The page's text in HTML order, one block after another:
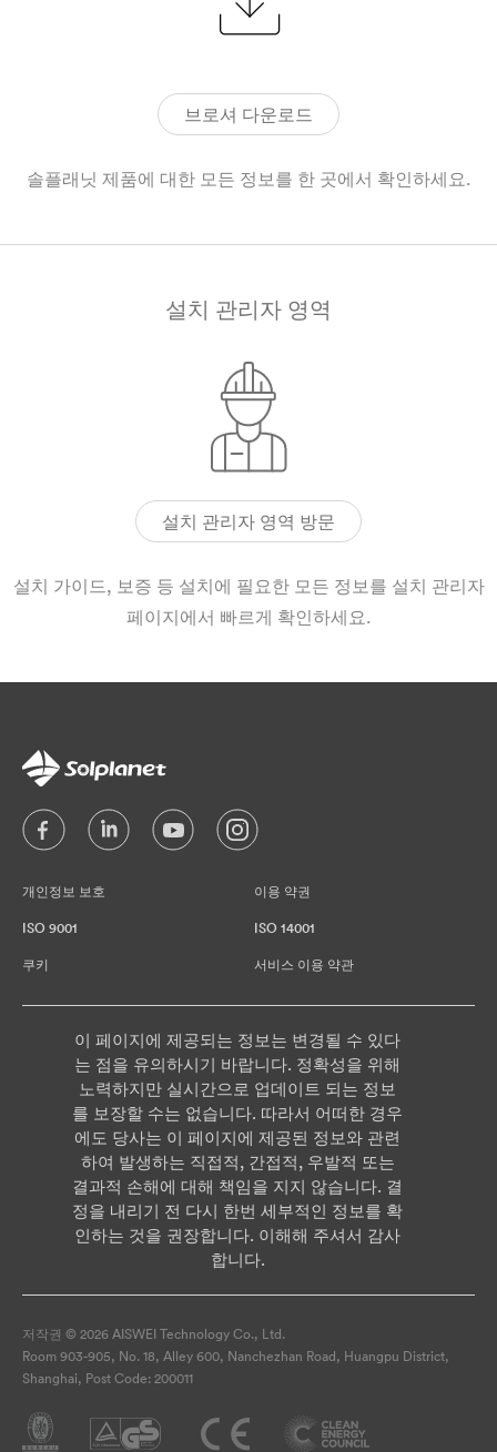
브로셔 다운로드
솔플래닛 제품에 대한 모든 정보를 한 곳에서 확인하세요.
설치 관리자 영역
설치 관리자 영역 방문
설치 가이드, 보증 등 설치에 필요한 모든 정보를 설치 관리자
페이지에서 빠르게 확인하세요.
개인정보 보호 이용 약권
ISO 9001 ISO 14001
쿠키 서비스 이용 약관
이 페이지에 제공되는 정보는 변경될 수 있다
는 점을 유의하시기 바랍니다. 정확성을 위해
노력하지만 실시간으로 업데이트 되는 정보
를 보장할 수는 없습니다. 따라서 어떠한 경우
에도 당사는 이 페이지에 제공된 정보와 관련
하여 발생하는 직접적, 간접적, 우발적 또는
결과적 손해에 대해 책임을 지지 않습니다. 결
정을 내리기 전 다시 한번 세부적인 정보를 확
인하는 것을 권장합니다. 이해해 주셔서 감사
합니다.
저작권 © 2026 AISWEI Technology Co., Ltd.
Room 903-905, No. 18, Alley 600, Nanchezhan Road, Huangpu District,
Shanghai, Post Code: 200011